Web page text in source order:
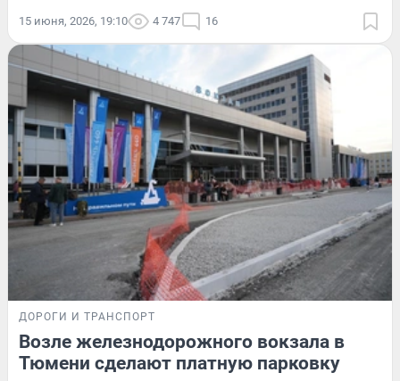
15 июня, 2026, 19:10 4 747 16
ДОРОГИ И ТРАНСПОРТ
Возле железнодорожного вокзала в
Тюмени сделают платную парковку